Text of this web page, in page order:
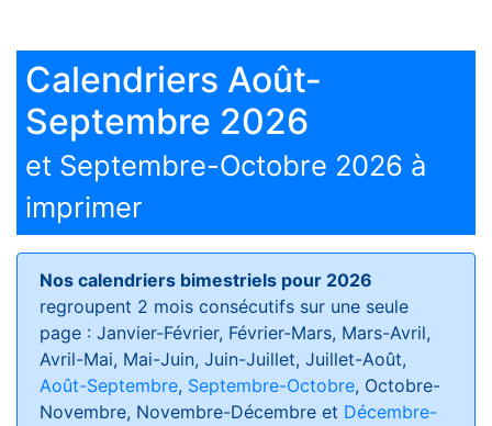
Calendriers Août-
Septembre 2026
et Septembre-Octobre 2026 à
imprimer
Nos calendriers bimestriels pour 2026
regroupent 2 mois consécutifs sur une seule
page : Janvier-Février, Février-Mars, Mars-Avril,
Avril-Mai, Mai-Juin, Juin-Juillet, Juillet-Août,
Août-Septembre, Septembre-Octobre, Octobre-
Novembre, Novembre-Décembre et Décembre-